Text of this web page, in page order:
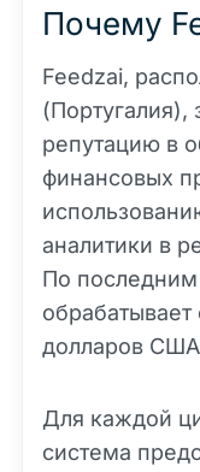
Почему
Feedzai,
(Португалия),
репутацию в
финансовых
аналитики в
По
долларов
Для каждой
система